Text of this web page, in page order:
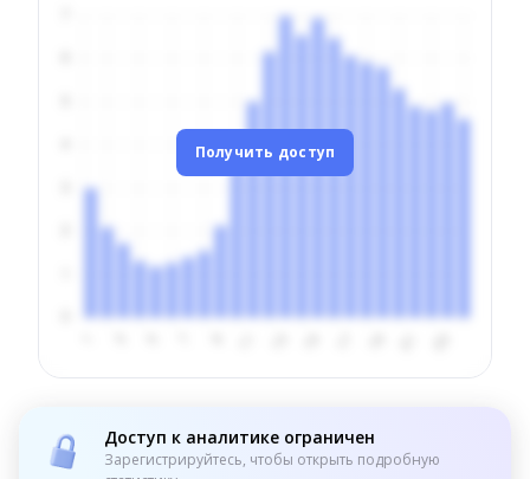
Получить доступ
Доступ к аналитике ограничен
Зарегистрируйтесь, чтобы открыть подробную